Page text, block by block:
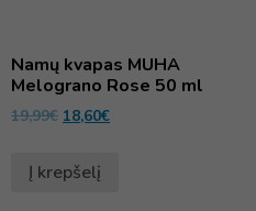
Namų kvapas MUHA
Melograno Rose 50 ml
19,99€ 18,60€
Į krepšelį